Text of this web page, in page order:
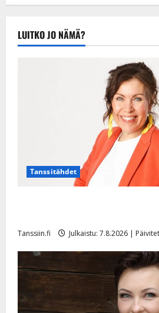
LUITKO JO NÄMÄ?
Tanssitähdet
Tanssiin.fi Julkaistu: 7.8.2026 |